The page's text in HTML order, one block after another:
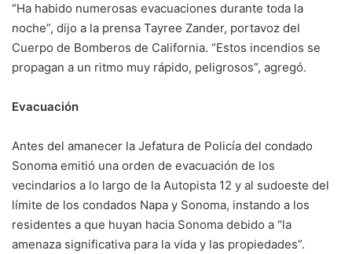
“Ha habido numerosas evacuaciones durante toda la
noche”, dijo a la prensa Tayree Zander, portavoz del
Cuerpo de Bomberos de California. “Estos incendios se
propagan a un ritmo muy rápido, peligrosos”, agregó.
Evacuación
Antes del amanecer la Jefatura de Policía del condado
Sonoma emitió una orden de evacuación de los
vecindarios a lo largo de la Autopista 12 y al sudoeste del
límite de los condados Napa y Sonoma, instando a los
residentes a que huyan hacia Sonoma debido a “la
amenaza significativa para la vida y las propiedades”.